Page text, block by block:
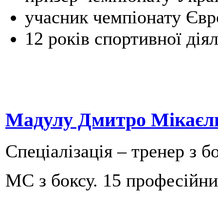
учасник чемпіонату
12 років спортивної
Мадулу Дмитро
Спеціалізація – тренер з
МС з боксу. 15